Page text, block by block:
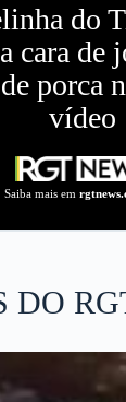
do
cara de
porca
vídeo
Saiba mais em
DO